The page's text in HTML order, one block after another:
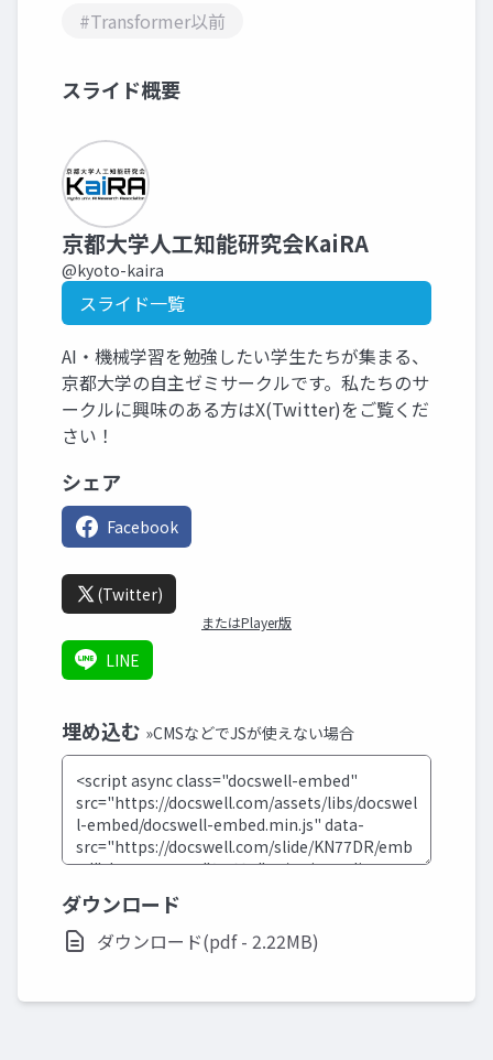
#Transformer以前
スライド概要
京都大学人工知能研究会KaiRA
@kyoto-kaira
スライド一覧
AI・機械学習を勉強したい学生たちが集まる、
京都大学の自主ゼミサークルです。私たちのサ
ークルに興味のある方はX(Twitter)をご覧くだ
さい！
シェア
Facebook
(Twitter)
またはPlayer版
LINE
埋め込む »CMSなどでJSが使えない場合
ダウンロード
ダウンロード(pdf - 2.22MB)